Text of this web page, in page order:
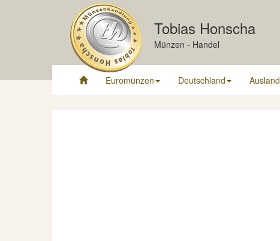
Tobias Honscha
Münzen - Handel
Euromünzen Deutschland Ausland